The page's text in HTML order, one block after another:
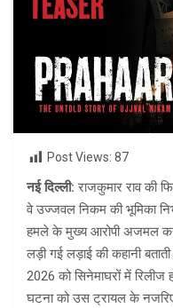
Post Views: 87
नई दिल्ली: राजकुमार राव की
वे उज्जवल निकम की भूमिका
हमले के मुख्य आरोपी अजमल
लड़ी गई लड़ाई की कहानी
2026 को सिनेमाघरों में
घटना को उस ट्रायल के नजरिए